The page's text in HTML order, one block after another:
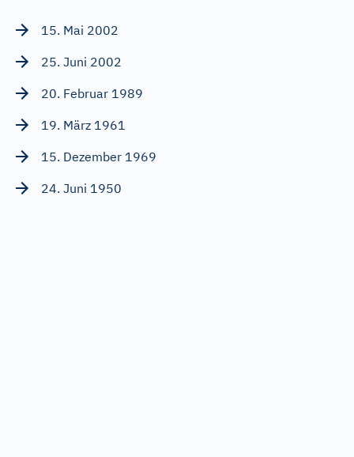
15. Mai 2002
25. Juni 2002
20. Februar 1989
19. März 1961
15. Dezember 1969
24. Juni 1950